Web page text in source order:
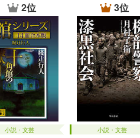
2位
小説・文芸
3位
小説・文芸